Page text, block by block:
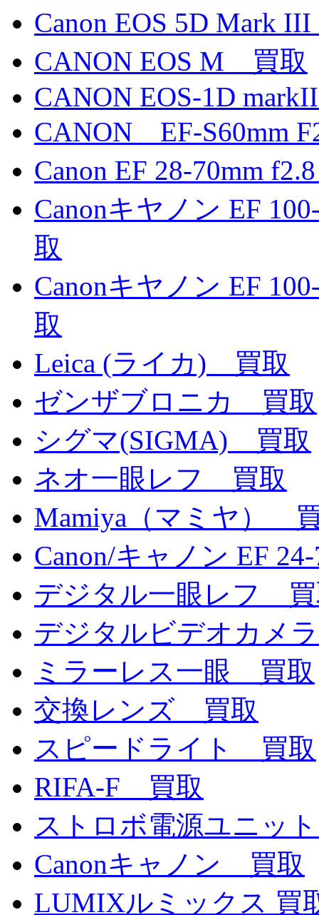
Canon EOS 5D Mark
CANON EOS M 買取
CANON EOS-1D
CANON EF-S60mm
Canon EF 28-70mm
Canonキヤノン EF
取
Canonキヤノン EF
取
Leica (ライカ) 買取
ゼンザブロニカ 買取
シグマ(SIGMA) 買取
ネオ一眼レフ 買取
Mamiya（マミヤ）
Canon/キャノン EF
デジタル一眼レフ
デジタルビデオカメ
ミラーレス一眼 買取
交換レンズ 買取
スピードライト 買取
RIFA-F 買取
ストロボ電源ユニッ
Canonキャノン 買取
LUMIXルミックス 買